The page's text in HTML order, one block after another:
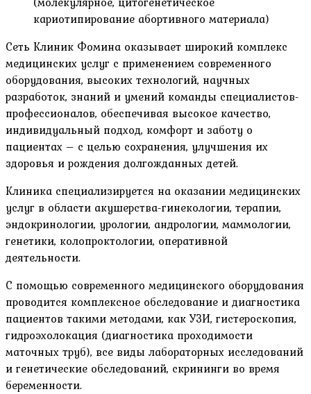
кариотипирование абортивного материала)
Сеть Клиник Фомина оказывает широкий комплекс
медицинских услуг с применением современного
оборудования, высоких технологий, научных
разработок, знаний и умений команды специалистов-
профессионалов, обеспечивая высокое качество,
индивидуальный подход, комфорт и заботу о
пациентах – с целью сохранения, улучшения их
здоровья и рождения долгожданных детей.
Клиника специализируется на оказании медицинских
услуг в области акушерства-гинекологии, терапии,
эндокринологии, урологии, андрологии, маммологии,
генетики, колопроктологии, оперативной
деятельности.
С помощью современного медицинского оборудования
проводится комплексное обследование и диагностика
пациентов такими методами, как УЗИ, гистероскопия,
гидроэхолокация (диагностика проходимости
маточных труб), все виды лабораторных исследований
и генетические обследований, скрининги во время
беременности.